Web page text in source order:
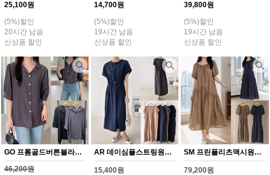
25,100원
(5%)할인
20시간 남음
신상품 할인
14,700원
(5%)할인
19시간 남음
신상품 할인
39,800원
(5%)할인
19시간 남음
신상품 할인
GO 프롬골드버튼블라우스(Y381H608)
46,200원
AR 데이심플스트링원피스(Y371H608)
15,400원
SM 프린플리츠맥시원피스(Y369H608)
79,200원